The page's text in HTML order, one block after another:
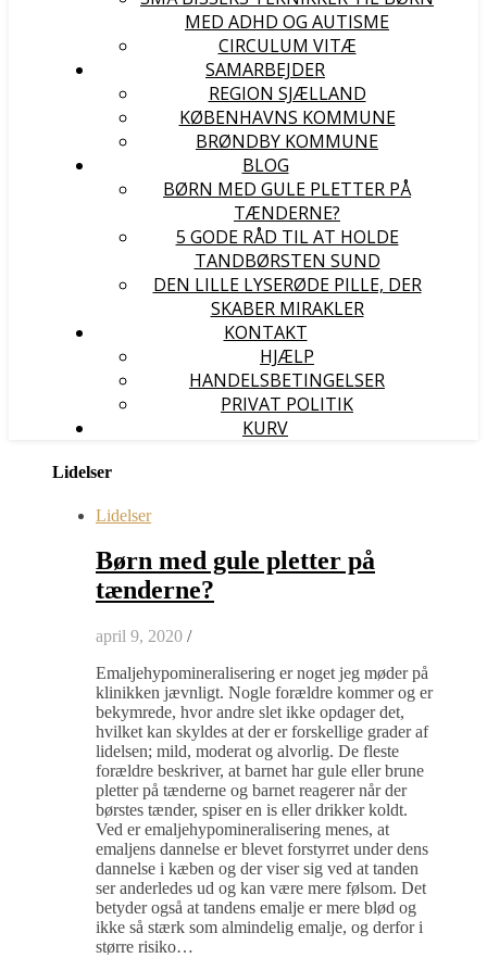
MED ADHD OG AUTISME
CIRCULUM VITÆ
SAMARBEJDER
REGION SJÆLLAND
KØBENHAVNS KOMMUNE
BRØNDBY KOMMUNE
BLOG
BØRN MED GULE PLETTER PÅ
TÆNDERNE?
5 GODE RÅD TIL AT HOLDE
TANDBØRSTEN SUND
DEN LILLE LYSERØDE PILLE, DER
SKABER MIRAKLER
KONTAKT
HJÆLP
HANDELSBETINGELSER
PRIVAT POLITIK
KURV
Lidelser
Lidelser
Børn med gule pletter på
tænderne?
april 9, 2020 /
Emaljehypomineralisering er noget jeg møder på
klinikken jævnligt. Nogle forældre kommer og er
bekymrede, hvor andre slet ikke opdager det,
hvilket kan skyldes at der er forskellige grader af
lidelsen; mild, moderat og alvorlig. De fleste
forældre beskriver, at barnet har gule eller brune
pletter på tænderne og barnet reagerer når der
børstes tænder, spiser en is eller drikker koldt.
Ved er emaljehypomineralisering menes, at
emaljens dannelse er blevet forstyrret under dens
dannelse i kæben og der viser sig ved at tanden
ser anderledes ud og kan være mere følsom. Det
betyder også at tandens emalje er mere blød og
ikke så stærk som almindelig emalje, og derfor i
større risiko…